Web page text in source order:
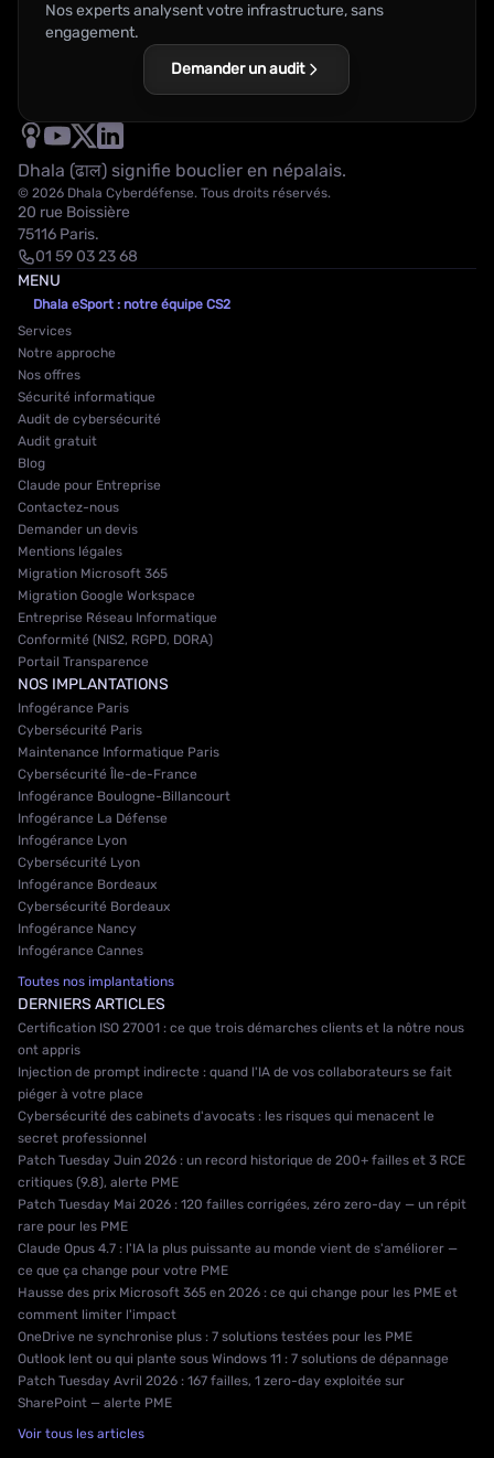
Nos experts analysent votre infrastructure, sans
engagement.
Demander un audit
Dhala (ढाल) signifie bouclier en népalais.
© 2026 Dhala Cyberdéfense. Tous droits réservés.
20 rue Boissière
75116 Paris.
01 59 03 23 68
MENU
Dhala eSport : notre équipe CS2
Services
Notre approche
Nos offres
Sécurité informatique
Audit de cybersécurité
Audit gratuit
Blog
Claude pour Entreprise
Contactez-nous
Demander un devis
Mentions légales
Migration Microsoft 365
Migration Google Workspace
Entreprise Réseau Informatique
Conformité (NIS2, RGPD, DORA)
Portail Transparence
NOS IMPLANTATIONS
Infogérance Paris
Cybersécurité Paris
Maintenance Informatique Paris
Cybersécurité Île-de-France
Infogérance Boulogne-Billancourt
Infogérance La Défense
Infogérance Lyon
Cybersécurité Lyon
Infogérance Bordeaux
Cybersécurité Bordeaux
Infogérance Nancy
Infogérance Cannes
Toutes nos implantations
DERNIERS ARTICLES
Certification ISO 27001 : ce que trois démarches clients et la nôtre nous
ont appris
Injection de prompt indirecte : quand l'IA de vos collaborateurs se fait
piéger à votre place
Cybersécurité des cabinets d'avocats : les risques qui menacent le
secret professionnel
Patch Tuesday Juin 2026 : un record historique de 200+ failles et 3 RCE
critiques (9.8), alerte PME
Patch Tuesday Mai 2026 : 120 failles corrigées, zéro zero-day — un répit
rare pour les PME
Claude Opus 4.7 : l'IA la plus puissante au monde vient de s'améliorer —
ce que ça change pour votre PME
Hausse des prix Microsoft 365 en 2026 : ce qui change pour les PME et
comment limiter l'impact
OneDrive ne synchronise plus : 7 solutions testées pour les PME
Outlook lent ou qui plante sous Windows 11 : 7 solutions de dépannage
Patch Tuesday Avril 2026 : 167 failles, 1 zero-day exploitée sur
SharePoint — alerte PME
Voir tous les articles